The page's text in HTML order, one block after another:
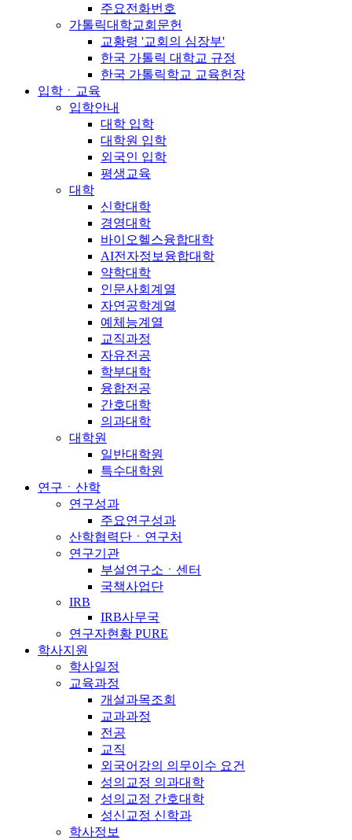
주요전화번호
가톨릭대학교회문헌
교황령 '교회의 심장부'
한국 가톨릭 대학교 규정
한국 가톨릭학교 교육헌장
입학ㆍ교육
입학안내
대학 입학
대학원 입학
외국인 입학
평생교육
대학
신학대학
경영대학
바이오헬스융합대학
AI전자정보융합대학
약학대학
인문사회계열
자연공학계열
예체능계열
교직과정
자유전공
학부대학
융합전공
간호대학
의과대학
대학원
일반대학원
특수대학원
연구ㆍ산학
연구성과
주요연구성과
산학협력단ㆍ연구처
연구기관
부설연구소ㆍ센터
국책사업단
IRB
IRB사무국
연구자현황 PURE
학사지원
학사일정
교육과정
개설과목조회
교과과정
전공
교직
외국어강의 의무이수 요건
성의교정 의과대학
성의교정 간호대학
성신교정 신학과
학사정보